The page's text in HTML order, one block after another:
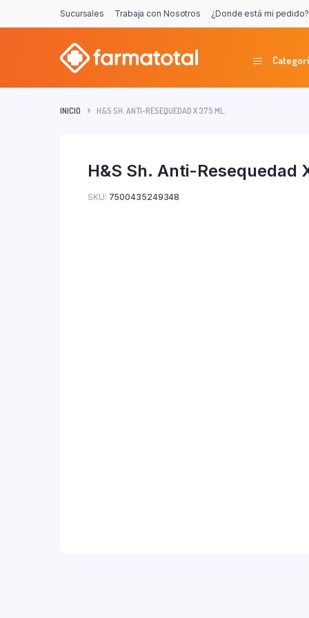
Sucursales Trabaja con Nosotros ¿Donde está mi pedido?
INICIO H&S SH. ANTI-RESEQUEDAD X 375 ML.
H&S Sh. Anti-Resequedad
SKU: 7500435249348